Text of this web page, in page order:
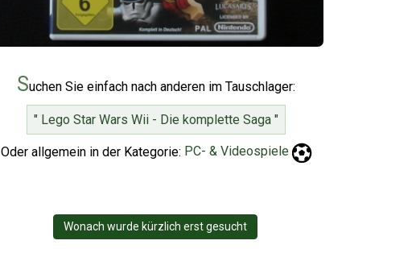
Suchen Sie einfach nach anderen im Tauschlager:
" Lego Star Wars Wii - Die komplette Saga "
Oder allgemein in der Kategorie: PC- & Videospiele
Wonach wurde kürzlich erst gesucht